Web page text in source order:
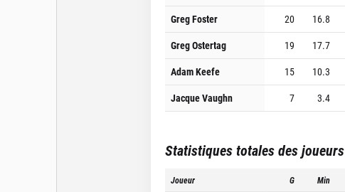
Greg Foster
20 16.8
Greg Ostertag
19 17.7
Adam Keefe
15 10.3
Jacque Vaughn
7 3.4
Statistiques totales des joueurs
Joueur G Min